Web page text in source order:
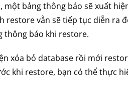
một bảng thông báo sẽ xuất
restore vẫn sẽ tiếp tục diễn ra
thông báo khi restore.
xóa bỏ database rồi mới
khi restore, bạn có thể thực